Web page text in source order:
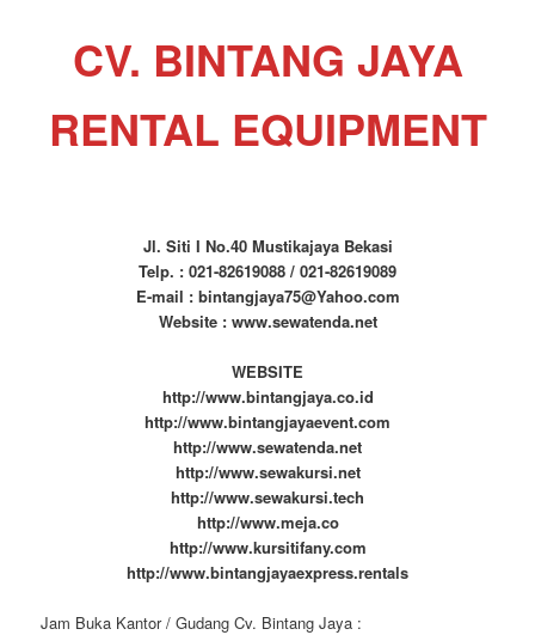
CV. BINTANG JAYA
RENTAL EQUIPMENT
Jl. Siti I No.40 Mustikajaya Bekasi
Telp. : 021-82619088 / 021-82619089
E-mail : bintangjaya75@Yahoo.com
Website : www.sewatenda.net
WEBSITE
http://www.bintangjaya.co.id
http://www.bintangjayaevent.com
http://www.sewatenda.net
http://www.sewakursi.net
http://www.sewakursi.tech
http://www.meja.co
http://www.kursitifany.com
http://www.bintangjayaexpress.rentals
Jam Buka Kantor / Gudang Cv. Bintang Jaya :